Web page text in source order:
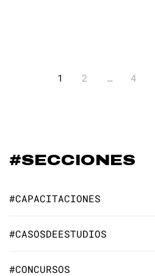
Paginación
1 2 … 4
#SECCIONES
#CAPACITACIONES
#CASOSDEESTUDIOS
#CONCURSOS